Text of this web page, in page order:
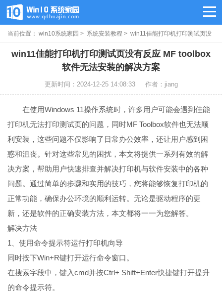
当前位置： win10系统家园 > 系统安装教程 > win11佳能打印机打印测试页没
有反应
win11佳能打印机打印测试页没有反应 MF toolbox
软件无法安装的解决方案
更新时间：2024-12-25 14:08:33 作者：jiang
在使用Windows 11操作系统时，许多用户可能会遇到佳能
打印机无法打印测试页的问题，同时MF Toolbox软件也无法顺
利安装，这些问题不仅影响了日常办公效率，还让用户感到困
惑和沮丧。针对这些常见的困扰，本文将提供一系列有效的解
决方案，帮助用户快速排查并解决打印机与软件安装中的各种
问题。通过简单的步骤和实用的技巧，您将能够恢复打印机的
正常功能，确保办公环境的顺利运转。无论是驱动程序的更
新，还是软件的正确安装方法，本文都将一一为您解答。
解决方法
1、使用命令提示符运行打印机向导
同时按下Win+R键打开运行命令窗口。
在搜索字段中，键入cmd并按Ctrl+ Shift+Enter快捷键打开提升
的命令提示符。